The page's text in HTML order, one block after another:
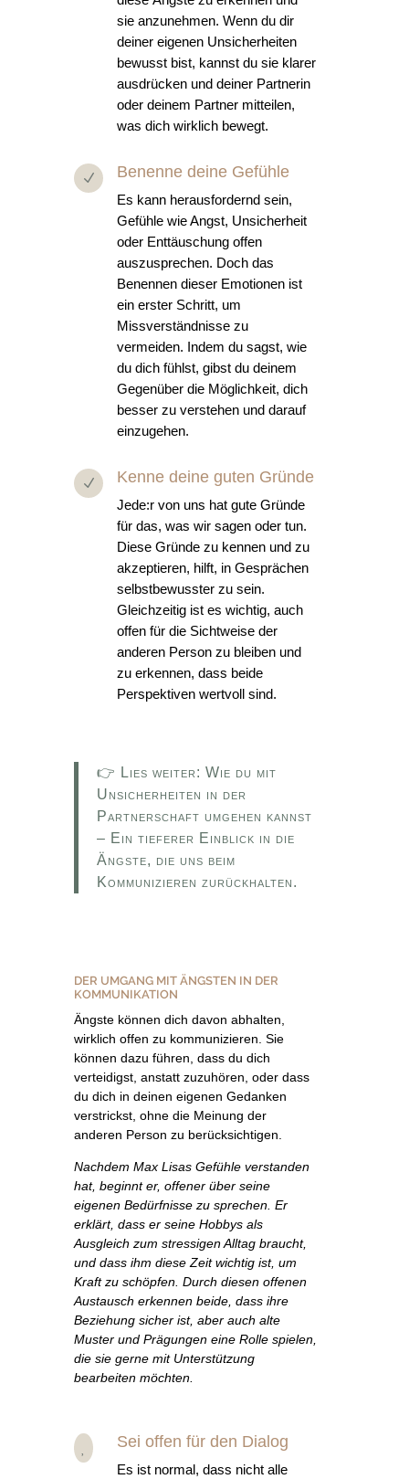
sie anzunehmen. Wenn du dir
deiner eigenen Unsicherheiten
bewusst bist, kannst du sie klarer
ausdrücken und deiner Partnerin
oder deinem Partner mitteilen,
was dich wirklich bewegt.
N Benenne deine Gefühle
Es kann herausfordernd sein,
Gefühle wie Angst, Unsicherheit
oder Enttäuschung offen
auszusprechen. Doch das
Benennen dieser Emotionen ist
ein erster Schritt, um
Missverständnisse zu
vermeiden. Indem du sagst, wie
du dich fühlst, gibst du deinem
Gegenüber die Möglichkeit, dich
besser zu verstehen und darauf
einzugehen.
N Kenne deine guten Gründe
Jede:r von uns hat gute Gründe
für das, was wir sagen oder tun.
Diese Gründe zu kennen und zu
akzeptieren, hilft, in Gesprächen
selbstbewusster zu sein.
Gleichzeitig ist es wichtig, auch
offen für die Sichtweise der
anderen Person zu bleiben und
zu erkennen, dass beide
Perspektiven wertvoll sind.
👉 Lies weiter: Wie du mit
Unsicherheiten in der
Partnerschaft umgehen kannst
– Ein tieferer Einblick in die
Ängste, die uns beim
Kommunizieren zurückhalten.
DER UMGANG MIT ÄNGSTEN IN DER
KOMMUNIKATION
Ängste können dich davon abhalten,
wirklich offen zu kommunizieren. Sie
können dazu führen, dass du dich
verteidigst, anstatt zuzuhören, oder dass
du dich in deinen eigenen Gedanken
verstrickst, ohne die Meinung der
anderen Person zu berücksichtigen.
Nachdem Max Lisas Gefühle verstanden
hat, beginnt er, offener über seine
eigenen Bedürfnisse zu sprechen. Er
erklärt, dass er seine Hobbys als
Ausgleich zum stressigen Alltag braucht,
und dass ihm diese Zeit wichtig ist, um
Kraft zu schöpfen. Durch diesen offenen
Austausch erkennen beide, dass ihre
Beziehung sicher ist, aber auch alte
Muster und Prägungen eine Rolle spielen,
die sie gerne mit Unterstützung
bearbeiten möchten.
Sei offen für den Dialog
Es ist normal, dass nicht alle